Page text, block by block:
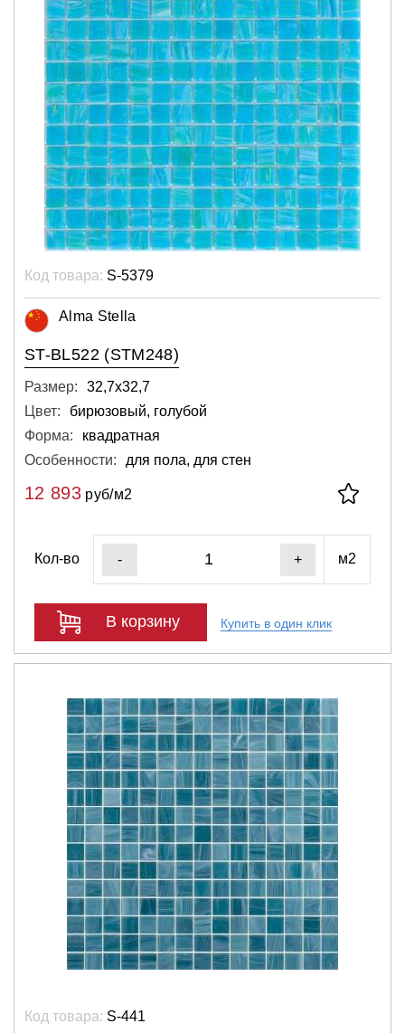
Код товара: S-5379
Alma Stella
ST-BL522 (STM248)
Размер:
32,7х32,7
Цвет:
бирюзовый, голубой
Форма:
квадратная
Особенности:
для пола, для стен
12 893руб/м2
Кол-во - + м2
В корзину Купить в один клик
Код товара: S-441